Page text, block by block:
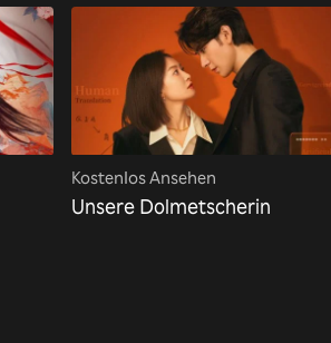
Kostenlos Ansehen
Unsere Dolmetscherin